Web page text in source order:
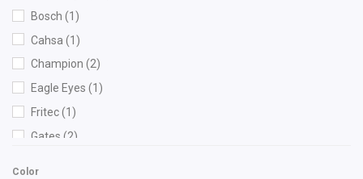
Bosch (1)
Cahsa (1)
Champion (2)
Eagle Eyes (1)
Fritec(1)
Gates (2)
Color